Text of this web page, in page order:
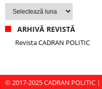
Arhiva
ARHIVĂ REVISTĂ
Revista CADRAN POLITIC
© 2017-2025CADRAN POLITIC |